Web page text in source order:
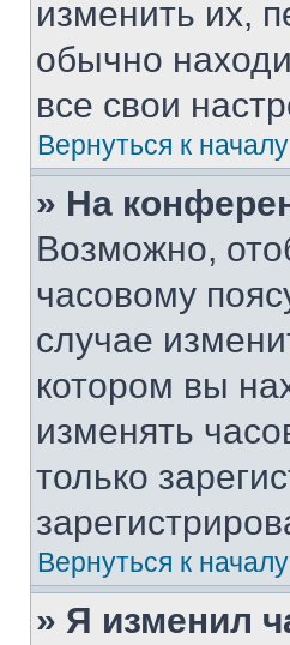
изменить их,
обычно
все свои
Вернуться к началу
» На
Возможно,
часовому
случае
котором вы
изменять
только
Вернуться к началу
» Я изменил